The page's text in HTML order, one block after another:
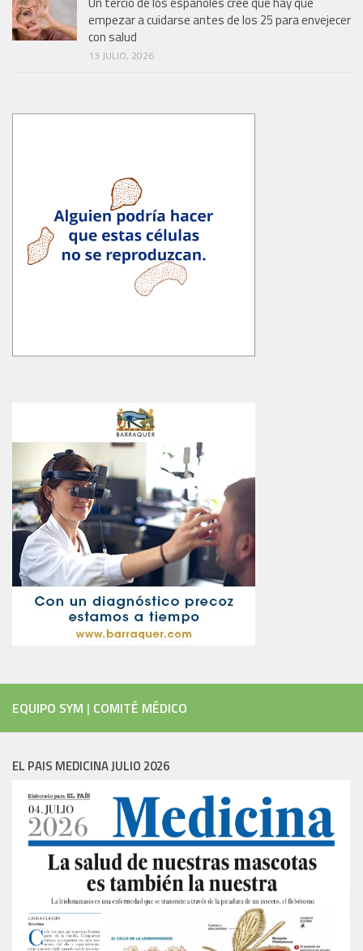
empezar a cuidarse antes de los 25 para envejecer
con salud
13 JULIO, 2026
EQUIPO SYM | COMITÉ MÉDICO
EL PAIS MEDICINA JULIO 2026